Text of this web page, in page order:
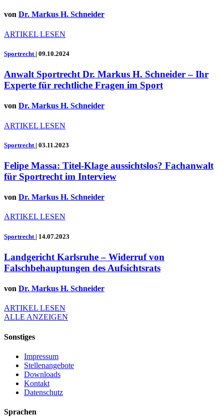
von Dr. Markus H. Schneider
ARTIKEL LESEN
Sportrecht | 09.10.2024
Anwalt Sportrecht Dr. Markus H. Schneider – Ihr
Experte für rechtliche Fragen im Sport
von Dr. Markus H. Schneider
ARTIKEL LESEN
Sportrecht | 03.11.2023
Felipe Massa: Titel-Klage aussichtslos? Fachanwalt
für Sportrecht im Interview
von Dr. Markus H. Schneider
ARTIKEL LESEN
Sportrecht | 14.07.2023
Landgericht Karlsruhe – Widerruf von
Falschbehauptungen des Aufsichtsrats
von Dr. Markus H. Schneider
ARTIKEL LESEN
ALLE ANZEIGEN
Sonstiges
Impressum
Stellenangebote
Downloads
Kontakt
Datenschutz
Sprachen